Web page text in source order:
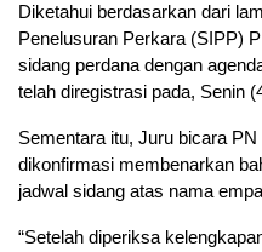
Diketahui berdasarkan dari
Penelusuran Perkara (SIPP)
sidang perdana dengan
telah diregistrasi pada, Senin
Sementara itu, Juru bicara
dikonfirmasi membenarkan
jadwal sidang atas nama
“Setelah diperiksa